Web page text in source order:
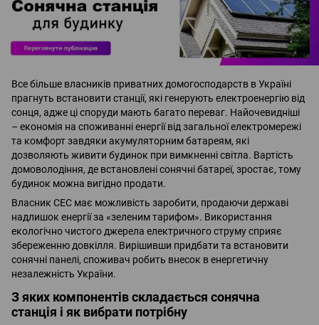
Все більше власників приватних домогосподарств в Україні
прагнуть встановити станції, які генерують електроенергію від
сонця, адже ці споруди мають багато переваг. Найочевидніші
– економія на споживанні енергії від загальної електромережі
та комфорт завдяки акумуляторним батареям, які
дозволяють живити будинок при вимкненні світла. Вартість
домоволодіння, де встановлені сонячні батареї, зростає, тому
будинок можна вигідно продати.
Власник СЕС має можливість заробити, продаючи державі
надлишок енергії за «зеленим тарифом». Використання
екологічно чистого джерела електричного струму сприяє
збереженню довкілля. Вирішивши придбати та встановити
сонячні панелі, споживач робить внесок в енергетичну
незалежність України.
З яких компонентів складається сонячна
станція і як вибрати потрібну